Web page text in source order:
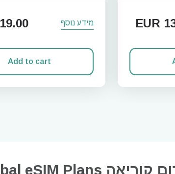
EUR מידע נוסף 19.00
Add to cart